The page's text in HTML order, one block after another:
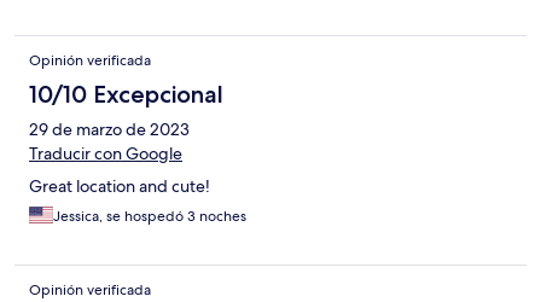
Opinión verificada
10/10 Excepcional
29 de marzo de 2023
Traducir con Google
Great location and cute!
Jessica, se hospedó 3 noches
Opinión verificada